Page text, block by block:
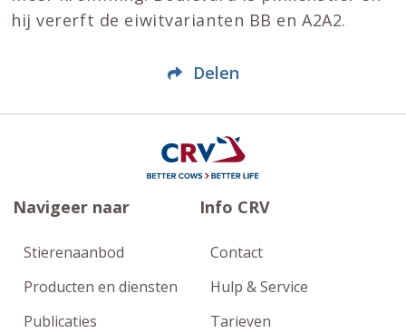
hij vererft de eiwitvarianten BB en A2A2.
Delen
Navigeer naar
Stierenaanbod
Producten en diensten
Publicaties
Info CRV
Contact
Hulp & Service
Tarieven